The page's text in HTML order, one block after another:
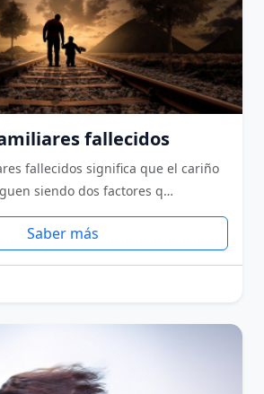
fallecidos
fallecidos significa que el cariño
siendo dos factores q…
Saber más